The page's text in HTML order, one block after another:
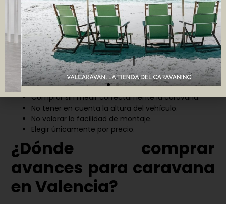
Errores comunes al
comprar un avance
Elegir un avance sin la información adecuada puede
generar problemas en el uso diario. Los errores más
frecuentes son
Comprar sin medir correctamente la caravana.
No tener en cuenta la altura del vehículo.
No valorar la facilidad de montaje.
Elegir únicamente por precio.
¿Dónde comprar
avances para caravana
en Valencia?